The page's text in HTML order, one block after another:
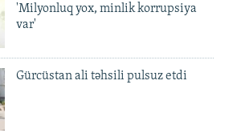
'Milyonluq yox, minlik korrupsiya
var'
Gürcüstan ali təhsili pulsuz etdi